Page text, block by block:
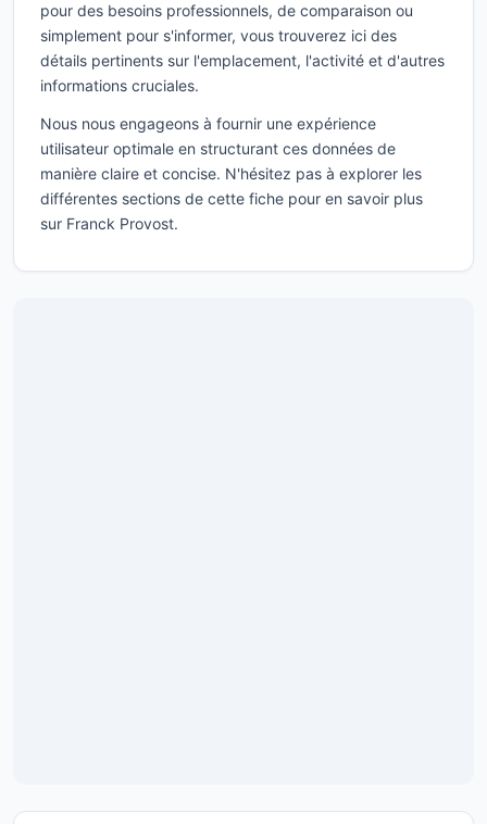
pour des besoins professionnels, de comparaison ou
simplement pour s'informer, vous trouverez ici des
détails pertinents sur l'emplacement, l'activité et d'autres
informations cruciales.
Nous nous engageons à fournir une expérience
utilisateur optimale en structurant ces données de
manière claire et concise. N'hésitez pas à explorer les
différentes sections de cette fiche pour en savoir plus
sur Franck Provost.